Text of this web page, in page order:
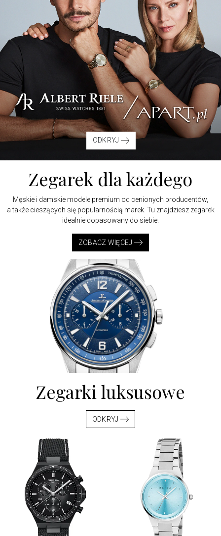
ODKRYJ
Zegarek dla każdego
Męskie i damskie modele premium od cenionych producentów,
a także cieszących się popularnością marek. Tu znajdziesz zegarek
idealnie dopasowany do siebie.
ZOBACZ WIĘCEJ
Zegarki luksusowe
ODKRYJ